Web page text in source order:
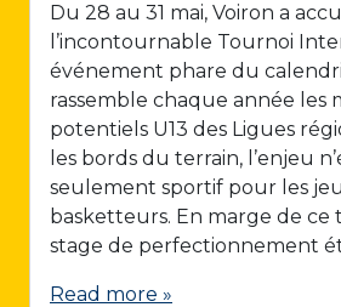
Du 28 au 31 mai, Voiron a
l’incontournable Tournoi
événement phare du
rassemble chaque année les
potentiels U13 des Ligues
les bords du terrain, l’enjeu
seulement sportif pour les
basketteurs. En marge de ce
stage de perfectionnement
Read more »